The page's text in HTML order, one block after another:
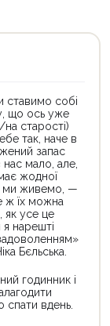
ставимо собі
що ось уже
старості)
так, наче в
запас
нас мало, але,
жодної
ми живемо, —
ж їх можна
як усе це
нарешті
Бєльська.
годинник і
спати вдень.